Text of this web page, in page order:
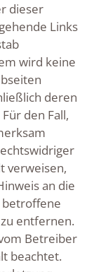
dieser
Links
wird keine
deren
den Fall,
verweisen,
an die
betroffene
entfernen.
Betreiber
beachtet.